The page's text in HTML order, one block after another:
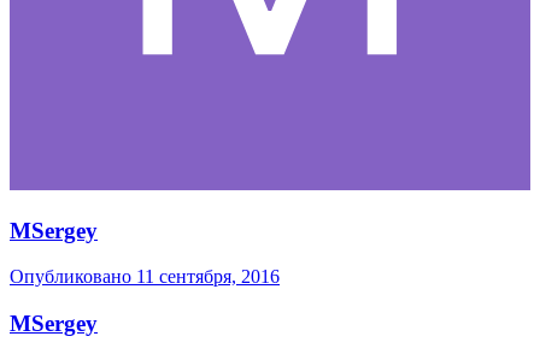
MSergey
Опубликовано 11 сентября, 2016
MSergey